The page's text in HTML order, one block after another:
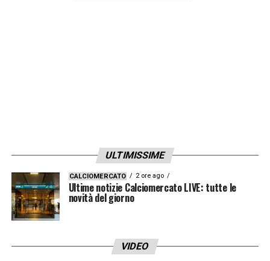
ULTIMISSIME
CALCIOMERCATO 2 ore ago
Ultime notizie Calciomercato LIVE: tutte le
novità del giorno
VIDEO